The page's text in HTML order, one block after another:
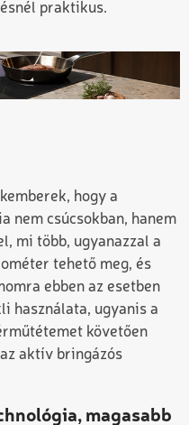
praktikus.
hogy a
nem csúcsokban, hanem
mi több, ugyanazzal a
tehető meg, és
ebben az esetben
használata, ugyanis a
követően
aktív bringázós
magasabb